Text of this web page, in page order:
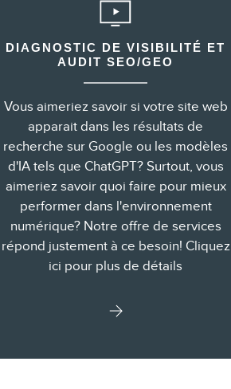
DIAGNOSTIC DE VISIBILITÉ ET
AUDIT SEO/GEO
Vous aimeriez savoir si votre site web
apparait dans les résultats de
recherche sur Google ou les modèles
d'IA tels que ChatGPT? Surtout, vous
aimeriez savoir quoi faire pour mieux
performer dans l'environnement
numérique? Notre offre de services
répond justement à ce besoin! Cliquez
ici pour plus de détails